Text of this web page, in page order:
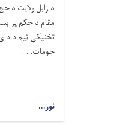
د زابل ولایت د
مقام د حکم پر
تخنیکي ټیم د
جومات. . .
نور...